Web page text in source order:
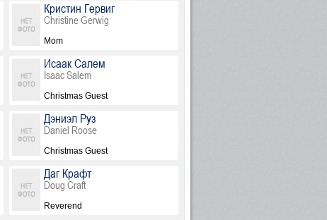
Кристин Гервиг
Christine Gerwig
Mom
Исаак Салем
Isaac Salem
Christmas Guest
Дэниэл Руз
Daniel Roose
Christmas Guest
Даг Крафт
Doug Craft
Reverend